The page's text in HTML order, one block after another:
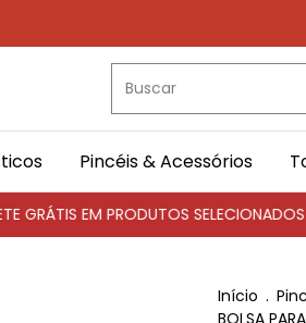
Pincéis & Acessórios
EM PRODUTOS SELECIONADOS
Início .
BOLSA